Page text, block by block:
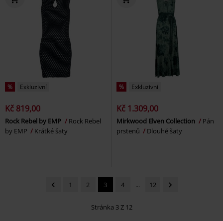
% Exkluzivní
Kč 819,00
Rock Rebel by EMP
Rock Rebel
by EMP
Krátké šaty
% Exkluzivní
Kč 1.309,00
Mirkwood Elven Collection
Pán
prstenů
Dlouhé šaty
1 2 3 4 ... 12
Stránka 3 Z 12